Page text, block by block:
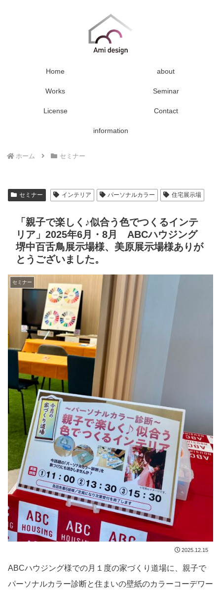
Home about
Works Seminar
License Contact
information
ホーム セミナー
セミナー インテリア パーソナルカラー 住宅展示場
「親子で楽しく♪似合う色でつくるインテ
リア」2025年6月・8月 ABCハウジング
堺中百舌鳥展示場様、美原展示場様ありが
とうございました。
セミナー
2025.12.15
ABCハウジング様での月１度の家づくり道場に、親子で
パーソナルカラー診断と住まいの壁紙のカラーコーデワー